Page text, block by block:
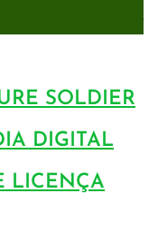
SOLDIER
DIGITAL
LICENÇA